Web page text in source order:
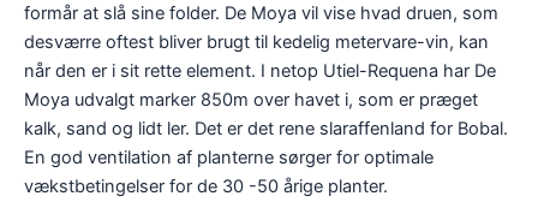
formår at slå sine folder. De Moya vil vise hvad druen, som
desværre oftest bliver brugt til kedelig metervare-vin, kan
når den er i sit rette element. I netop Utiel-Requena har De
Moya udvalgt marker 850m over havet i, som er præget
kalk, sand og lidt ler. Det er det rene slaraffenland for Bobal.
En god ventilation af planterne sørger for optimale
vækstbetingelser for de 30 -50 årige planter.